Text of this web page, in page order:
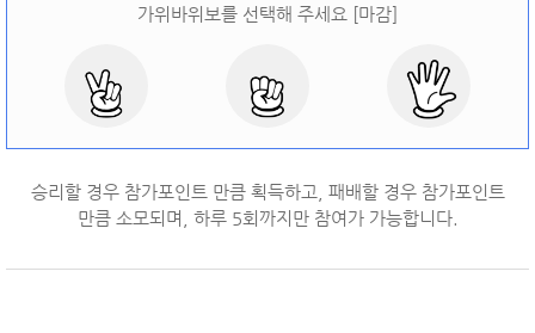
가위바위보를 선택해 주세요 [마감]
승리할 경우 참가포인트 만큼 획득하고, 패배할 경우 참가포인트
만큼 소모되며, 하루 5회까지만 참여가 가능합니다.